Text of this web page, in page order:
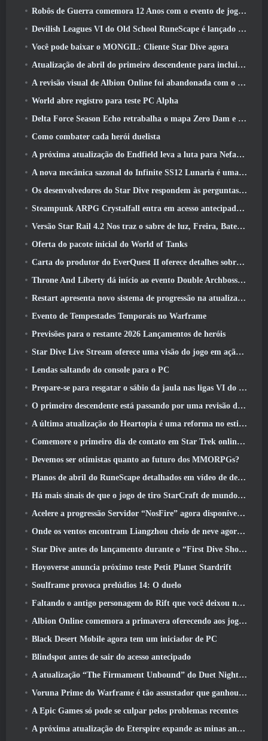
Robôs de Guerra comemora 12 Anos com o evento de jogos robóticos marcianos
Devilish Leagues VI do Old School RuneScape é lançado hoje
Você pode baixar o MONGIL: Cliente Star Dive agora
Atualização de abril do primeiro descendente para incluir versão beta do novo conteúdo do Endgame
A revisão visual de Albion Online foi abandonada com o lançamento da atualização Radiant Wilds hoje
World abre registro para teste PC Alpha
Delta Force Season Echo retrabalha o mapa Zero Dam e expande a jogabilidade das operações
Como combater cada herói duelista
A próxima atualização do Endfield leva a luta para Nefarith
A nova mecânica sazonal do Infinite SS12 Lunaria é uma das “maiores adições” ao jogo
Os desenvolvedores do Star Dive respondem às perguntas dos jogadores em uma transmissão ao vivo surpresa
Steampunk ARPG Crystalfall entra em acesso antecipado, Mas não sem alguns problemas
Versão Star Rail 4.2 Nos traz o sabre de luz, Freira, Baterista Trailblazer e um emanador de euforia
Oferta do pacote inicial do World of Tanks
Carta do produtor do EverQuest II oferece detalhes sobre servidor de expansão bloqueado por tempo
Throne And Liberty dá início ao evento Double Archboss Spawn
Restart apresenta novo sistema de progressão na atualização da temporada SS4
Evento de Tempestades Temporais no Warframe
Previsões para o restante 2026 Lançamentos de heróis
Star Dive Live Stream oferece uma visão do jogo em ação antes do lançamento
Lendas saltando do console para o PC
Prepare-se para resgatar o sábio da jaula nas ligas VI do RuneScape da velha escola: Pactos Demoníacos
O primeiro descendente está passando por uma revisão de acordo com o Dev Stream
A última atualização do Heartopia é uma reforma no estilo Alice no país das maravilhas
Comemore o primeiro dia de contato em Star Trek online e ganhe uma nova versão do Nobel Intel Battlecruiser
Devemos ser otimistas quanto ao futuro dos MMORPGs?
Planos de abril do RuneScape detalhados em vídeo de desenvolvimento
Há mais sinais de que o jogo de tiro StarCraft de mundo aberto pode ser uma coisa real
Acelere a progressão Servidor “NosFire” agora disponível no NosTale
Onde os ventos encontram Liangzhou cheio de neve agora disponível com o lançamento da versão 1.5
Star Dive antes do lançamento durante o “First Dive Show”
Hoyoverse anuncia próximo teste Petit Planet Stardrift
Soulframe provoca prelúdios 14: O duelo
Faltando o antigo personagem do Rift que você deixou no servidor morto? Gamigo tem uma solução para isso
Albion Online comemora a primavera oferecendo aos jogadores uma linda montaria de coelhinho
Black Desert Mobile agora tem um iniciador de PC
Blindspot antes de sair do acesso antecipado
A atualização “The Firmament Unbound” do Duet Night Abyss encerra o enredo de Huaxu
Voruna Prime do Warframe é tão assustador que ganhou seu próprio trailer da Red Band
A Epic Games só pode se culpar pelos problemas recentes
A próxima atualização do Eterspire expande as minas anãs e oferece uma revisão completa do combate aos chefes